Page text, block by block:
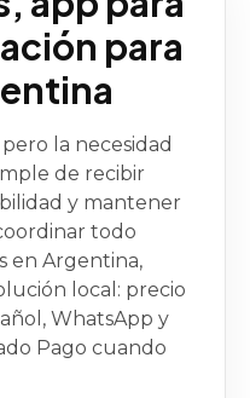
para
la necesidad
de recibir
y mantener
todo
en Argentina,
local: precio
WhatsApp y
Pago cuando